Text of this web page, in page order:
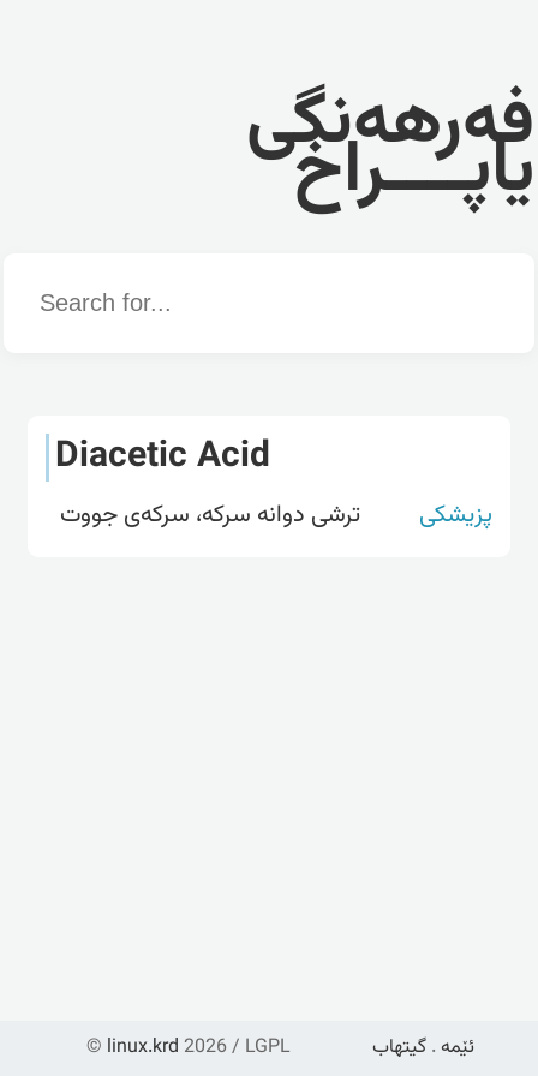
فەرهەنگی
یاپــــراخ
Word
Diacetic Acid
پزیشکی ترشی دوانە سرکە، سرکەی جووت
© linux.krd 2026 / LGPL ئێمە . گیتهاب